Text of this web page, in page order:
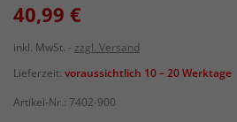
40,99 €
inkl. MwSt.
zzgl. Versand
Lieferzeit: voraussichtlich 10 – 20 Werktage
Artikel-Nr.: 7402-900